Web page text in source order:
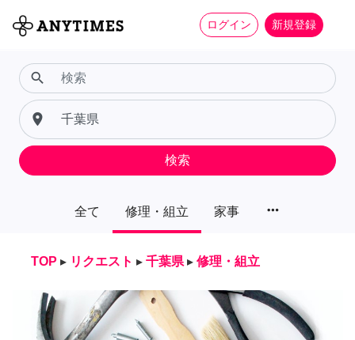
ログイン 新規登録
全て 修理・組立 家事 more_horiz
search
place
検索
TOP ▸ リクエスト ▸ 千葉県 ▸ 修理・組立